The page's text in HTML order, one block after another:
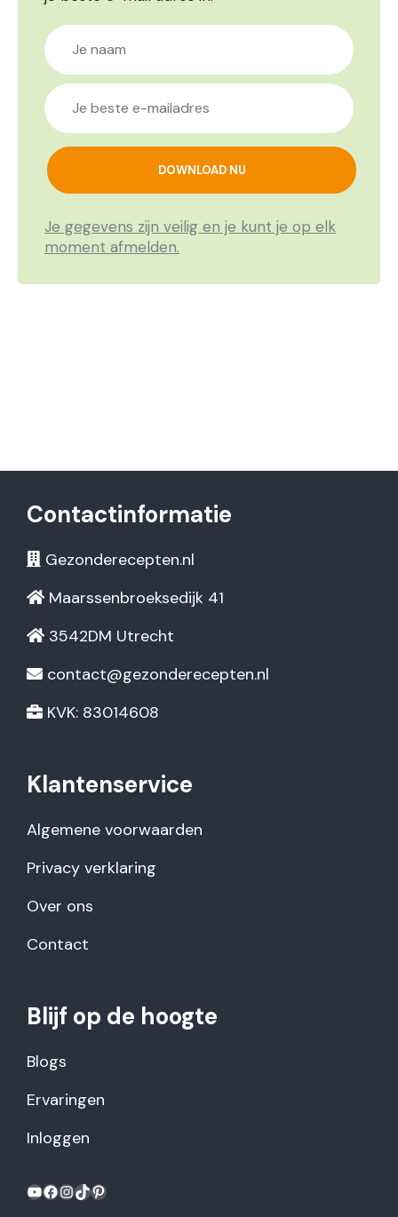
Je gegevens zijn veilig en je kunt je op elk
moment afmelden.
Contactinformatie
Gezonderecepten.nl
Maarssenbroeksedijk 41
3542DM Utrecht
contact@gezonderecepten.nl
KVK: 83014608
Klantenservice
Algemene voorwaarden
Privacy verklaring
Over ons
Contact
Blijf op de hoogte
Blogs
Ervaringen
Inloggen